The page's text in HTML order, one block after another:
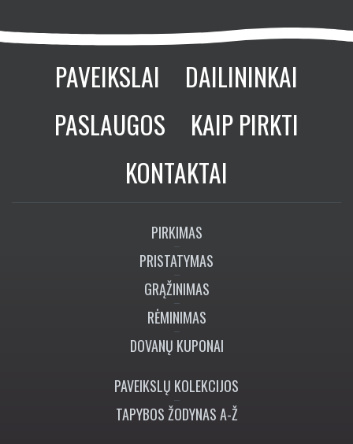
PAVEIKSLAI
DAILININKAI
PASLAUGOS
KAIP PIRKTI
KONTAKTAI
PIRKIMAS
PRISTATYMAS
GRĄŽINIMAS
RĖMINIMAS
DOVANŲ KUPONAI
PAVEIKSLŲ KOLEKCIJOS
TAPYBOS ŽODYNAS A-Ž